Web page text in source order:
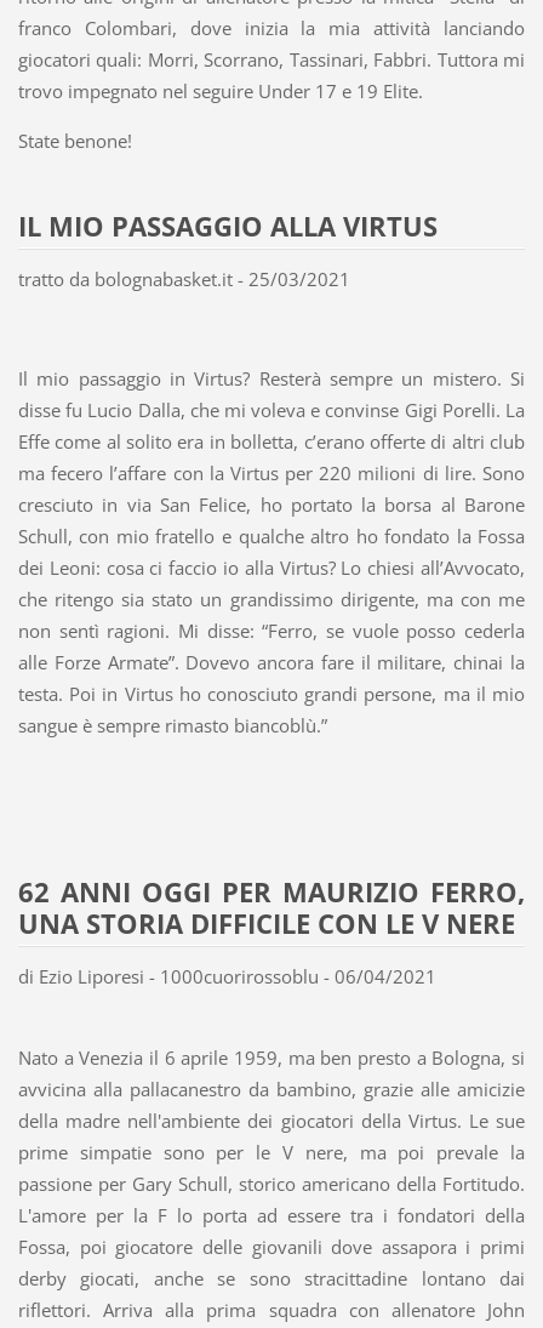
franco Colombari, dove inizia la mia attività lanciando
giocatori quali: Morri, Scorrano, Tassinari, Fabbri. Tuttora mi
trovo impegnato nel seguire Under 17 e 19 Elite.
State benone!
IL MIO PASSAGGIO ALLA VIRTUS
tratto da bolognabasket.it - 25/03/2021
Il mio passaggio in Virtus? Resterà sempre un mistero. Si
disse fu Lucio Dalla, che mi voleva e convinse Gigi Porelli. La
Effe come al solito era in bolletta, c’erano offerte di altri club
ma fecero l’affare con la Virtus per 220 milioni di lire. Sono
cresciuto in via San Felice, ho portato la borsa al Barone
Schull, con mio fratello e qualche altro ho fondato la Fossa
dei Leoni: cosa ci faccio io alla Virtus? Lo chiesi all’Avvocato,
che ritengo sia stato un grandissimo dirigente, ma con me
non sentì ragioni. Mi disse: “Ferro, se vuole posso cederla
alle Forze Armate”. Dovevo ancora fare il militare, chinai la
testa. Poi in Virtus ho conosciuto grandi persone, ma il mio
sangue è sempre rimasto biancoblù.”
62 ANNI OGGI PER MAURIZIO FERRO,
UNA STORIA DIFFICILE CON LE V NERE
di Ezio Liporesi - 1000cuorirossoblu - 06/04/2021
Nato a Venezia il 6 aprile 1959, ma ben presto a Bologna, si
avvicina alla pallacanestro da bambino, grazie alle amicizie
della madre nell'ambiente dei giocatori della Virtus. Le sue
prime simpatie sono per le V nere, ma poi prevale la
passione per Gary Schull, storico americano della Fortitudo.
L'amore per la F lo porta ad essere tra i fondatori della
Fossa, poi giocatore delle giovanili dove assapora i primi
derby giocati, anche se sono stracittadine lontano dai
riflettori. Arriva alla prima squadra con allenatore John